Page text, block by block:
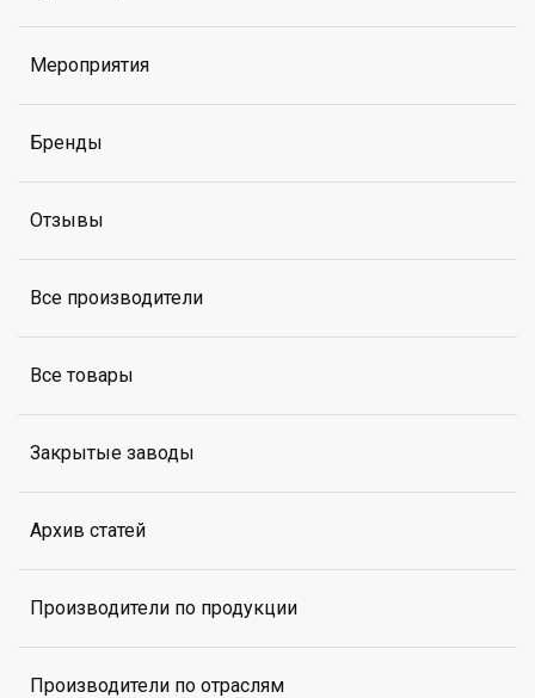
Мероприятия
Бренды
Отзывы
Все производители
Все товары
Закрытые заводы
Архив статей
Производители по продукции
Производители по отраслям